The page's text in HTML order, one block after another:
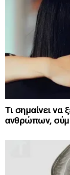
Τι σημαίνει
ανθρώπων,